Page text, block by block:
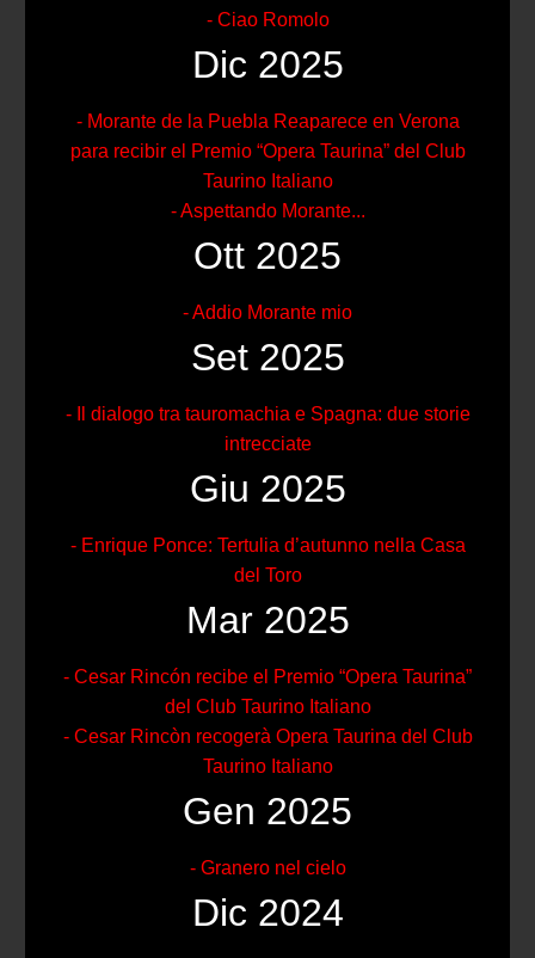
- Ciao Romolo
Dic 2025
- Morante de la Puebla Reaparece en Verona
para recibir el Premio “Opera Taurina” del Club
Taurino Italiano
- Aspettando Morante...
Ott 2025
- Addio Morante mio
Set 2025
- Il dialogo tra tauromachia e Spagna: due storie
intrecciate
Giu 2025
- Enrique Ponce: Tertulia d’autunno nella Casa
del Toro
Mar 2025
- Cesar Rincón recibe el Premio “Opera Taurina”
del Club Taurino Italiano
- Cesar Rincòn recogerà Opera Taurina del Club
Taurino Italiano
Gen 2025
- Granero nel cielo
Dic 2024